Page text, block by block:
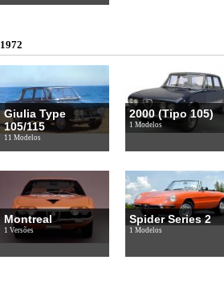
1972
Giulia Type
105/115
11 Modelos
2000 (Tipo 105)
1 Modelos
Montreal
1 Versões
Spider Series 2
1 Modelos